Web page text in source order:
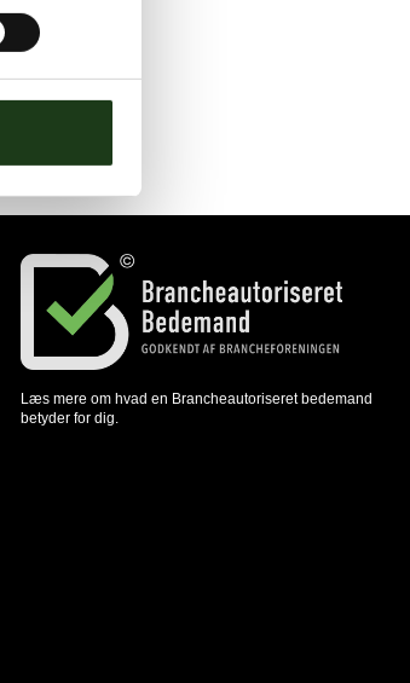
Læs mere om hvad en Brancheautoriseret bedemand
betyder for dig.